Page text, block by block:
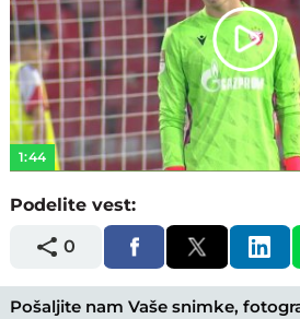
1:44
Podelite vest:
0
Pošaljite nam Vaše snimke,